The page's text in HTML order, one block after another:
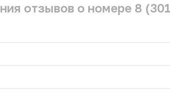
отзывов о номере 8